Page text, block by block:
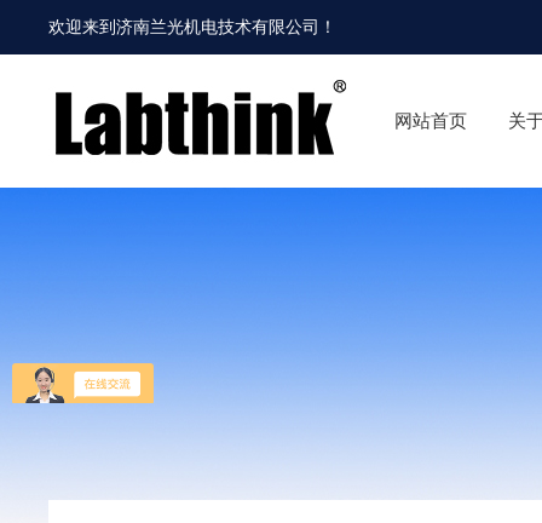
欢迎来到济南兰光机电技术有限公司 ！
网站首页 关